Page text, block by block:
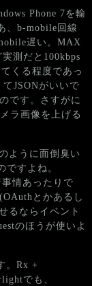
Phone 7を輸
、b-mobile回線
遅い。MAX
測だと100kbps
くる程度であっ
JSONがいいで
です。さすがに
ラ画像を上げる
ように面倒臭い
ですよね。
情あったりで
とかあるし
るならイベント
のほうが使いよ
。Rx +
でも、